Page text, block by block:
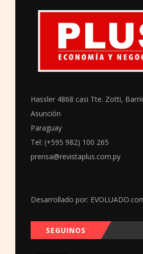
Hassler 4868 casi Tte. Zotti,
Asunción
Paraguay
Tel: (+595 982) 100 265
prensa@revistaplus.com.py
Desarrollado por:
SEGUINOS